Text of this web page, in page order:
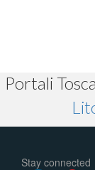
Portali
Stay connected